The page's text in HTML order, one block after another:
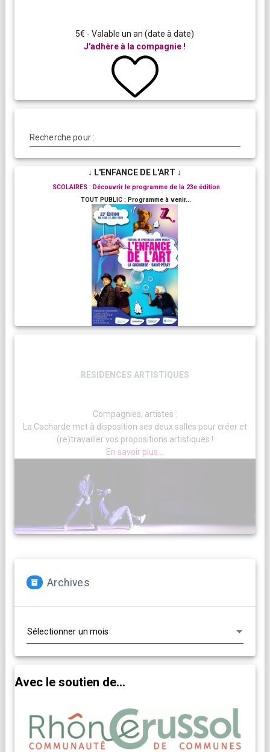
5€ - Valable un an (date à date)
J'adhère à la compagnie !
Recherche pour :
↓ L'ENFANCE DE L'ART ↓
SCOLAIRES : Découvrir le programme de la 23e édition
TOUT PUBLIC : Programme à venir...
RESIDENCES ARTISTIQUES
Compagnies, artistes :
La Cacharde met à disposition ses deux salles pour créer et
(re)travailler vos propositions artistiques !
En savoir plus...
Archives
Avec le soutien de...